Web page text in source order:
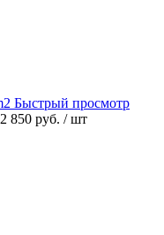
Быстрый просмотр
2 850 руб. / шт